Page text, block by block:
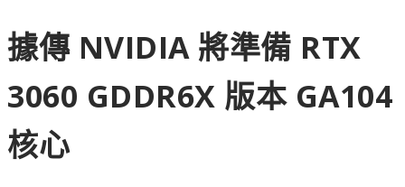
據傳 NVIDIA 將準備 RTX
3060 GDDR6X 版本 GA104
核心